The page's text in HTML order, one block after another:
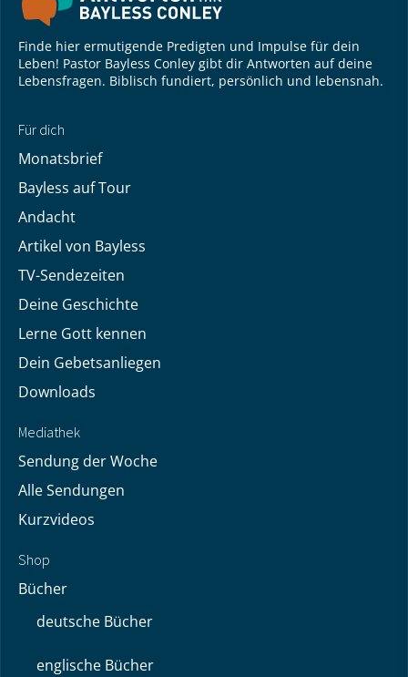
Finde hier ermutigende Predigten und Impulse für dein
Leben! Pastor Bayless Conley gibt dir Antworten auf deine
Lebensfragen. Biblisch fundiert, persönlich und lebensnah.
Für dich
Monatsbrief
Bayless auf Tour
Andacht
Artikel von Bayless
TV-Sendezeiten
Deine Geschichte
Lerne Gott kennen
Dein Gebetsanliegen
Downloads
Mediathek
Sendung der Woche
Alle Sendungen
Kurzvideos
Shop
Bücher
deutsche Bücher
englische Bücher